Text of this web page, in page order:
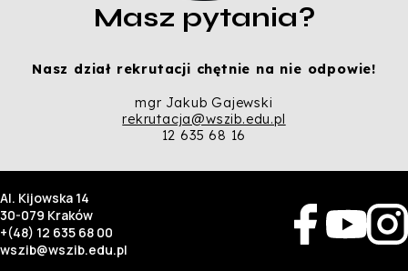
Masz pytania?
Nasz dział rekrutacji chętnie na nie odpowie!
mgr Jakub Gajewski
rekrutacja@wszib.edu.pl
12 635 68 16
Al. Kijowska 14
30-079 Kraków
+(48) 12 635 68 00
wszib@wszib.edu.pl